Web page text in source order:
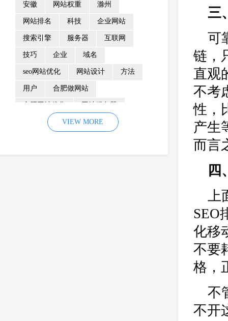
安徽 网站权重 滁州
网站排名 科技 企业网站
搜索引擎 服务器 互联网
技巧 企业 域名
seo网站优化 网站设计 方法
用户 合肥做网站
优化 网站降权
企业网站建设 效果 页面
VIEW MORE
三
可
链，
直观
不考
性，
产生
而言
四
上
SEO
化移
不要
格，
不
不开